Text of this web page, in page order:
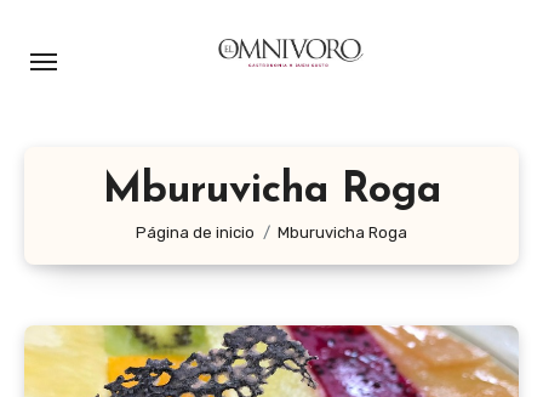
Mburuvicha Roga
Página de inicio Mburuvicha Roga